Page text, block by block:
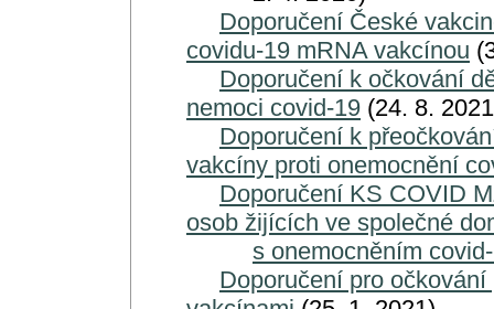
Doporučení České
covidu-19 mRNA vakcínou
Doporučení k očkování
nemoci covid-19 (24. 8.
Doporučení k
vakcíny proti onemocnění
Doporučení KS COVID
osob žijících ve společné
s onemocněním
Doporučení pro